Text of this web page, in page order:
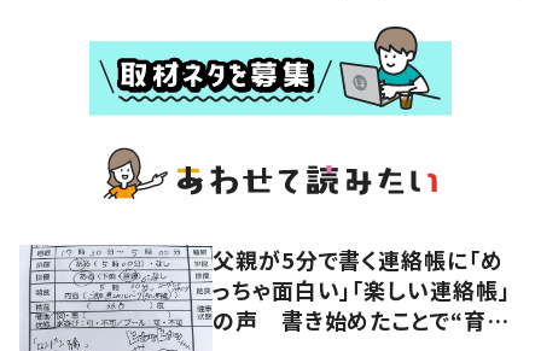
父親が5分で書く連絡帳に「め
っちゃ面白い」「楽しい連絡帳」
の声 書き始めたことで“育児